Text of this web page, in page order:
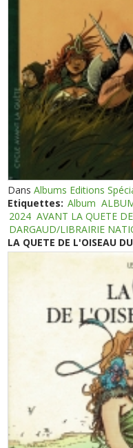
DansAlbums Editions
Etiquettes: Album
2024 AVANT LA QUETE
DARGAUD/LIBRAIRIE
LA QUETE DE L'OISEAU